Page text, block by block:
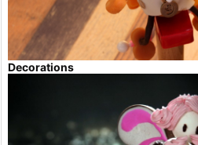
Decorations